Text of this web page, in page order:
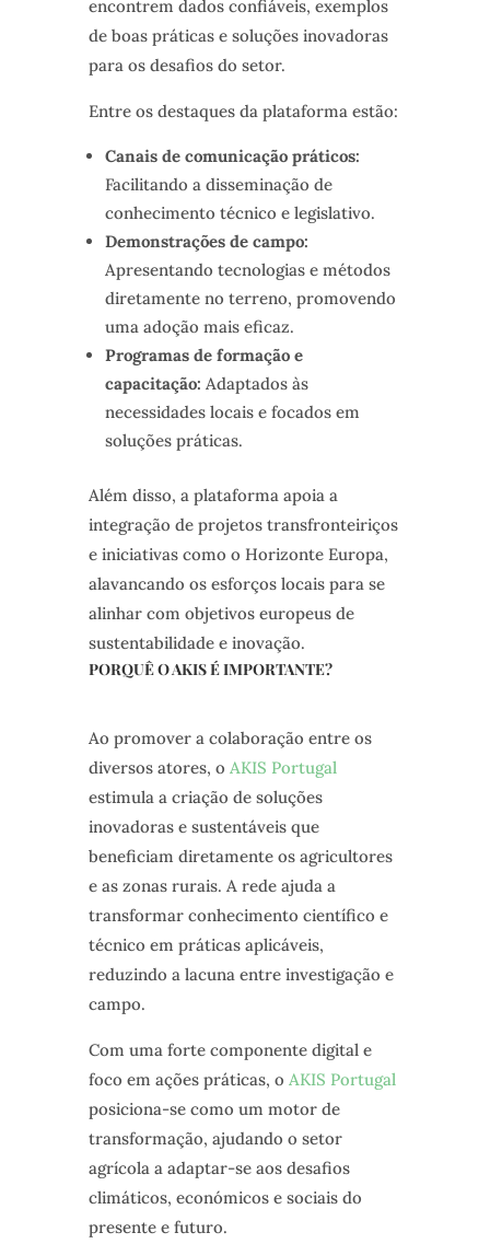
encontrem dados confiáveis, exemplos
de boas práticas e soluções inovadoras
para os desafios do setor.
Entre os destaques da plataforma estão:
Canais de comunicação práticos:
Facilitando a disseminação de
conhecimento técnico e legislativo.
Demonstrações de campo:
Apresentando tecnologias e métodos
diretamente no terreno, promovendo
uma adoção mais eficaz.
Programas de formação e
capacitação: Adaptados às
necessidades locais e focados em
soluções práticas.
Além disso, a plataforma apoia a
integração de projetos transfronteiriços
e iniciativas como o Horizonte Europa,
alavancando os esforços locais para se
alinhar com objetivos europeus de
sustentabilidade e inovação.
PORQUÊ O AKIS É IMPORTANTE?
Ao promover a colaboração entre os
diversos atores, o AKIS Portugal
estimula a criação de soluções
inovadoras e sustentáveis que
beneficiam diretamente os agricultores
e as zonas rurais. A rede ajuda a
transformar conhecimento científico e
técnico em práticas aplicáveis,
reduzindo a lacuna entre investigação e
campo.
Com uma forte componente digital e
foco em ações práticas, o AKIS Portugal
posiciona-se como um motor de
transformação, ajudando o setor
agrícola a adaptar-se aos desafios
climáticos, económicos e sociais do
presente e futuro.